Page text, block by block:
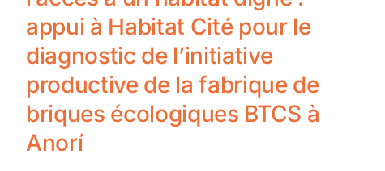
appui à Habitat Cité pour le
diagnostic de l’initiative
productive de la fabrique de
briques écologiques BTCS à
Anorí